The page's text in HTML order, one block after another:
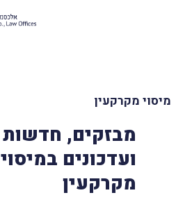
מיסוי מקרקעין
מבזקים, חדשות
ועדכונים במיסוי
מקרקעין